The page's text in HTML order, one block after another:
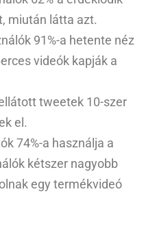
miután látta azt.
91%-a hetente néz
videók kapják a
tweetek 10-szer
el.
74%-a használja a
kétszer nagyobb
egy termékvideó